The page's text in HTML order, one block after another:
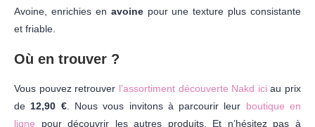
Avoine, enrichies en avoinepour une texture plus consistante
et friable.
Où en trouver ?
Vous pouvez retrouver l’assortiment découverte Nakd ici au prix
de 12,90 €. Nous vous invitons à parcourir leur boutique en
ligne pour découvrir les autres produits. Et n’hésitez pas à